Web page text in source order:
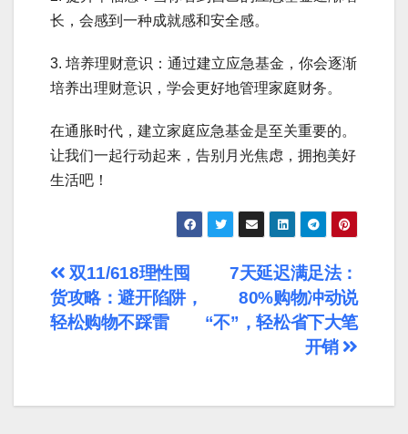
长，会感到一种成就感和安全感。
3. 培养理财意识：通过建立应急基金，你会逐渐
培养出理财意识，学会更好地管理家庭财务。
在通胀时代，建立家庭应急基金是至关重要的。
让我们一起行动起来，告别月光焦虑，拥抱美好
生活吧！
文
章
7天延迟满足法：
80%购物冲动说
“不”，轻松省下大笔
开销
双11/618理性囤
货攻略：避开陷阱，
轻松购物不踩雷